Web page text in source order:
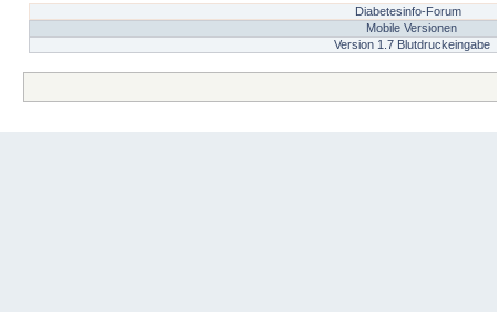
Diabetesinfo-Forum
Mobile Versionen
Version 1.7 Blutdruckeingabe